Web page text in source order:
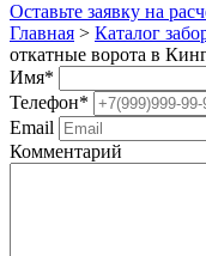
Оставьте заявку на
Главная > Каталог
откатные ворота в
Имя*
Телефон*
Email
Комментарий